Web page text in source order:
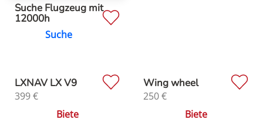
Suche Flugzeug mit
12000h
Suche
LXNAV LX V9
399€
Biete
Wing wheel
250€
Biete